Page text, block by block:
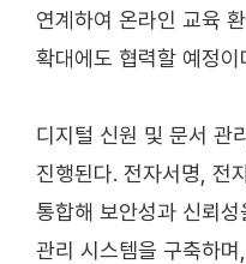
연계하여 온라인 교육
확대에도 협력할 예정이
디지털 신원 및 문서 관
진행된다. 전자서명, 전
통합해 보안성과 신뢰
관리 시스템을 구축하